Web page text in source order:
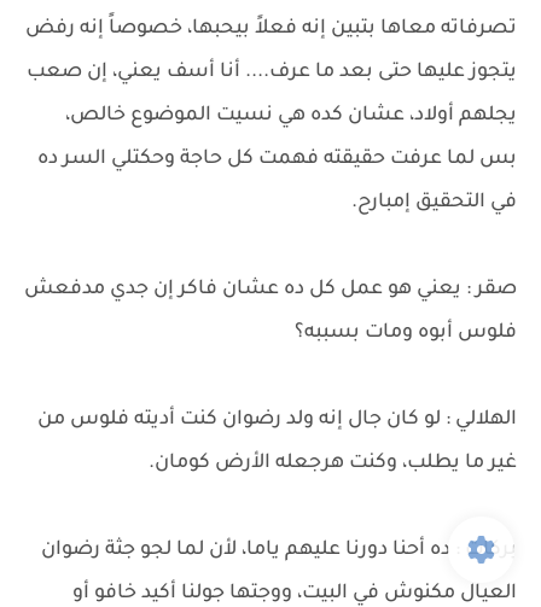
تصرفاته معاها بتبين إنه فعلاً بيحبها، خصوصاً إنه رفض
يتجوز عليها حتى بعد ما عرف.... أنا أسف يعني، إن صعب
يجلهم أولاد، عشان كده هي نسيت الموضوع خالص،
بس لما عرفت حقيقته فهمت كل حاجة وحكتلي السر ده
في التحقيق إمبارح.
صقر : يعني هو عمل كل ده عشان فاكر إن جدي مدفعش
فلوس أبوه ومات بسببه؟
الهلالي : لو كان جال إنه ولد رضوان كنت أديته فلوس من
غير ما يطلب، وكنت هرجعله الأرض كومان.
بركات : ده أحنا دورنا عليهم ياما، لأن لما لجو جثة رضوان
العيال مكنوش في البيت، ووجتها جولنا أكيد خافو أو